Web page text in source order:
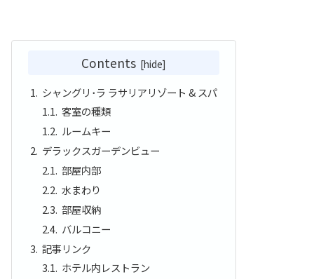
Contents
シャングリ･ラ ラサリアリゾート & スパ
客室の種類
ルームキー
デラックスガーデンビュー
部屋内部
水まわり
部屋収納
バルコニー
記事リンク
ホテル内レストラン